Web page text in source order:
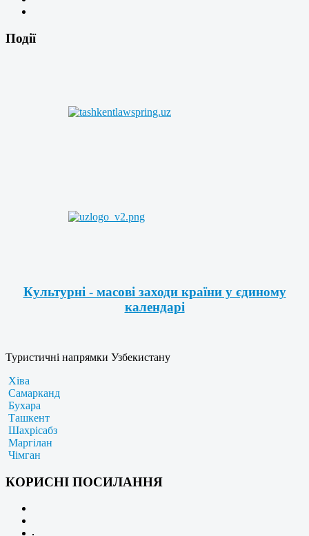
Події
Культурні - масові заходи країни у єдиному
календарі
Туристичні напрямки Узбекистану
Хіва
Самарканд
Бухара
Ташкент
Шахрісабз
Маргілан
Чімган
КОРИСНІ ПОСИЛАННЯ